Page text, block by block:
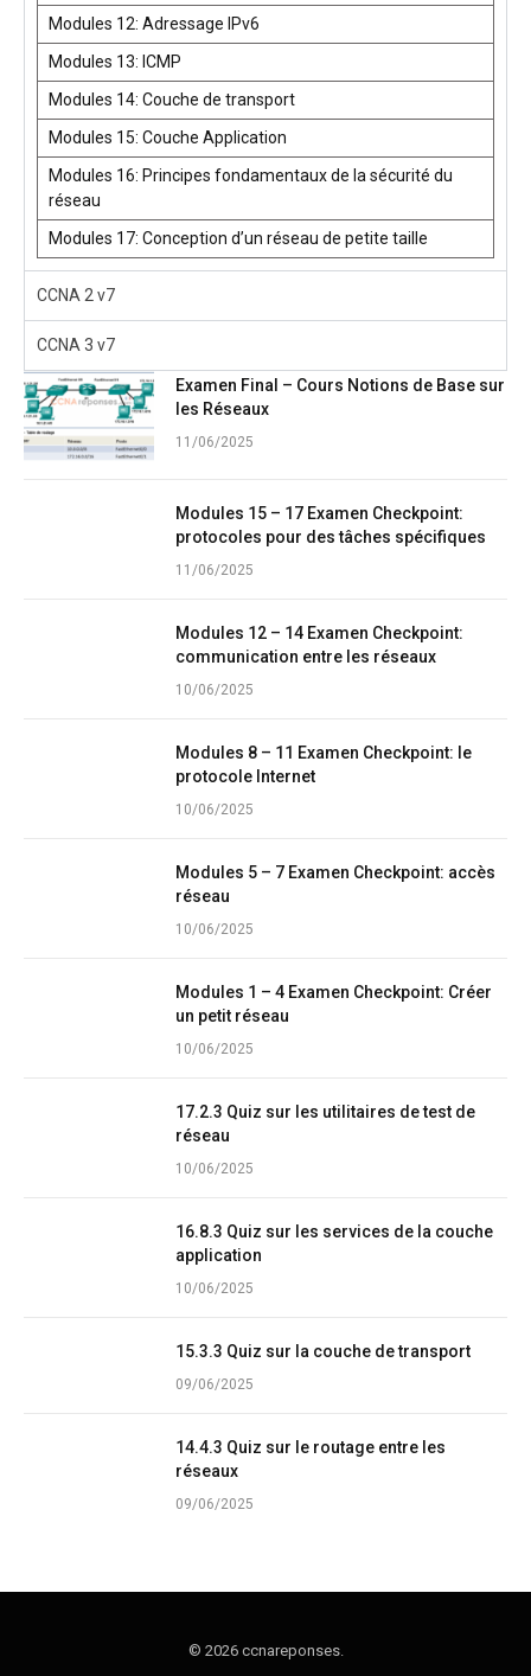
Modules 12: Adressage IPv6
Modules 13: ICMP
Modules 14: Couche de transport
Modules 15: Couche Application
Modules 16: Principes fondamentaux de la sécurité du
réseau
Modules 17: Conception d’un réseau de petite taille
CCNA 2 v7
CCNA 3 v7
Examen Final – Cours Notions de Base sur
les Réseaux
11/06/2025
Modules 15 – 17 Examen Checkpoint:
protocoles pour des tâches spécifiques
11/06/2025
Modules 12 – 14 Examen Checkpoint:
communication entre les réseaux
10/06/2025
Modules 8 – 11 Examen Checkpoint: le
protocole Internet
10/06/2025
Modules 5 – 7 Examen Checkpoint: accès
réseau
10/06/2025
Modules 1 – 4 Examen Checkpoint: Créer
un petit réseau
10/06/2025
17.2.3 Quiz sur les utilitaires de test de
réseau
10/06/2025
16.8.3 Quiz sur les services de la couche
application
10/06/2025
15.3.3 Quiz sur la couche de transport
09/06/2025
14.4.3 Quiz sur le routage entre les
réseaux
09/06/2025
© 2026 ccnareponses.